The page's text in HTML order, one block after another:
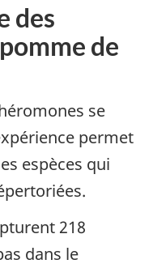
des
de
se
permet
espèces qui
218
dans le